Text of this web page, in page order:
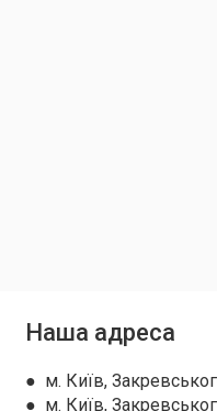
Наша адреса
● м. Київ,
● м. Київ,